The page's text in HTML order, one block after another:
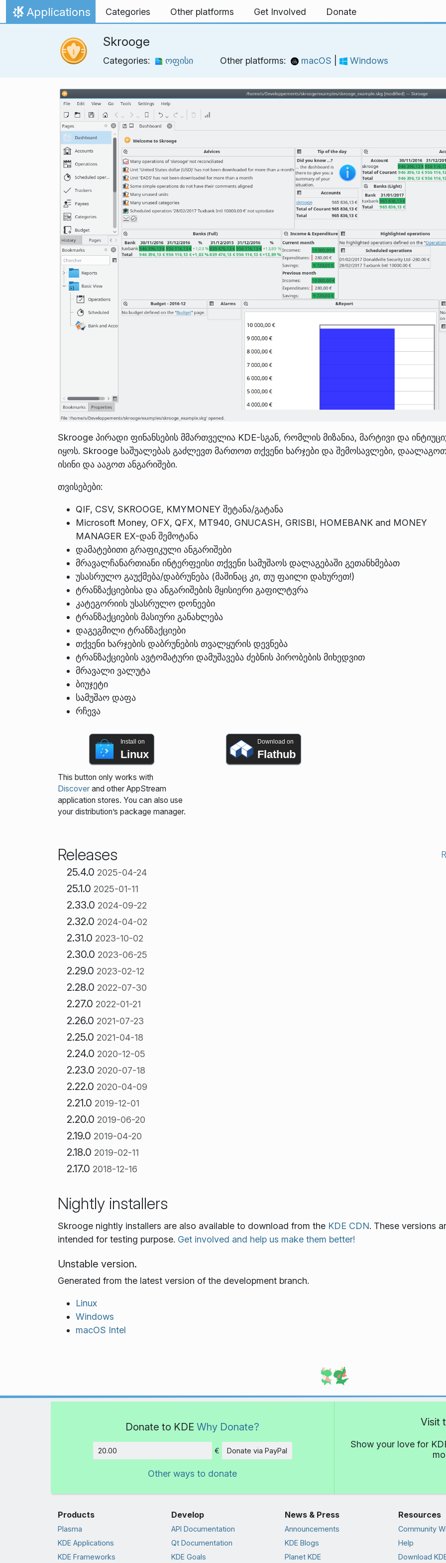
Skip to content
Home
Applications Categories Other platforms Get Involved Donate
Skrooge
Categories: ოფისი Other platforms: macOS Windows
Skrooge პირადი ფინანსების მმართველია KDE-სგან, რომლის მიზანია, მარტივი და
იყოს. Skrooge საშუალებას გაძლევთ მართოთ თქვენი ხარჯები და შემოსავლები,
ისინი და ააგოთ ანგარიშები.
თვისებები:
QIF, CSV, SKROOGE, KMYMONEY შეტანა/გატანა
Microsoft Money, OFX, QFX, MT940, GNUCASH, GRISBI, HOMEBANK and MONEY
MANAGER EX-დან შემოტანა
დამატებითი გრაფიკული ანგარიშები
მრავალჩანართიანი ინტერფეისი თქვენი სამუშაოს დალაგებაში გეთანხმებათ
უსასრულო გაუქმება/დაბრუნება (მაშინაც კი, თუ ფაილი დახურეთ!)
ტრანზაქციებისა და ანგარიშების მყისიერი გაფილტვრა
კატეგორიის უსასრულო დონეები
ტრანზაქციების მასიური განახლება
დაგეგმილი ტრანზაქციები
თქვენი ხარჯების დაბრუნების თვალყურის დევნება
ტრანზაქციების ავტომატური დამუშავება ძებნის პირობების მიხედვით
მრავალი ვალუტა
ბიუჯეტი
სამუშაო დაფა
რჩევა
Install on
Linux
This button only works with
Discoverand other AppStream
application stores. You can also use
your distribution’s package manager.
Download on
Flathub
Releases
25.4.0 2025-04-24
25.1.0 2025-01-11
2.33.0 2024-09-22
2.32.0 2024-04-02
2.31.0 2023-10-02
2.30.0 2023-06-25
2.29.0 2023-02-12
2.28.0 2022-07-30
2.27.0 2022-01-21
2.26.0 2021-07-23
2.25.0 2021-04-18
2.24.0 2020-12-05
2.23.0 2020-07-18
2.22.0 2020-04-09
2.21.0 2019-12-01
2.20.0 2019-06-20
2.19.0 2019-04-20
2.18.0 2019-02-11
2.17.0 2018-12-16
Nightly installers
Skrooge nightly installers are also available to download from the KDE CDN. These versions
intended for testing purpose. Get involved and help us make them better!
Unstable version.
Generated from the latest version of the development branch.
Linux
Windows
macOS Intel
Donate to KDE Why Donate?
Amount
€ Donate via PayPal
Other ways to donate
Visit
Show your love for
Products
Plasma
KDE Applications
KDE Frameworks
Develop
API Documentation
Qt Documentation
KDE Goals
News & Press
Announcements
KDE Blogs
Planet KDE
Resources
Community
Help
Download